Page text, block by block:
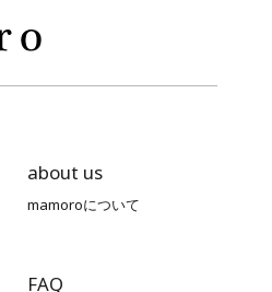
about us
mamoroについて
FAQ